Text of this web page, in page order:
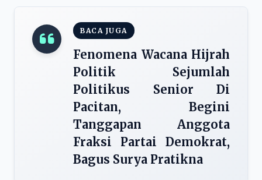
BACA JUGA
Fenomena Wacana Hijrah
Politik Sejumlah
Politikus Senior Di
Pacitan, Begini
Tanggapan Anggota
Fraksi Partai Demokrat,
Bagus Surya Pratikna